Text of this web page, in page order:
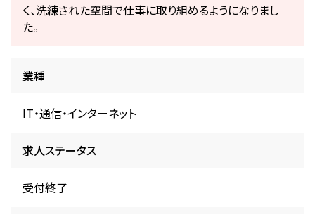
く、洗練された空間で仕事に取り組めるようになりまし
た。
業種
IT・通信・インターネット
求人ステータス
受付終了